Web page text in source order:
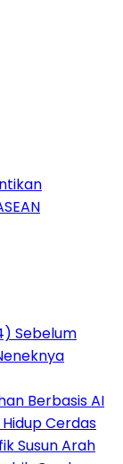
Sebelum
Berbasis AI
Cerdas
Susun Arah